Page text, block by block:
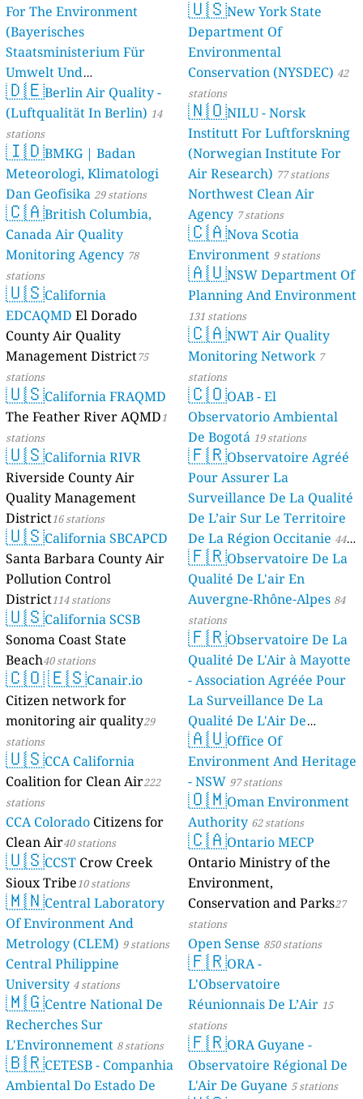
For The Environment
(Bayerisches
Staatsministerium Für
Umwelt Und
Verbraucherschutz) - LfU
46 stations
🇩🇪Berlin Air Quality -
(Luftqualität In Berlin) 14
stations
🇮🇩BMKG | Badan
Meteorologi, Klimatologi
Dan Geofisika 29 stations
🇨🇦British Columbia,
Canada Air Quality
Monitoring Agency 78
stations
🇺🇸California
EDCAQMD El Dorado
County Air Quality
Management District75
stations
🇺🇸California FRAQMD
The Feather River AQMD1
stations
🇺🇸California RIVR
Riverside County Air
Quality Management
District16 stations
🇺🇸California SBCAPCD
Santa Barbara County Air
Pollution Control
District114 stations
🇺🇸California SCSB
Sonoma Coast State
Beach40 stations
🇨🇴🇪🇸Canair.io
Citizen network for
monitoring air quality29
stations
🇺🇸CCA California
Coalition for Clean Air222
stations
CCA Colorado Citizens for
Clean Air40 stations
🇺🇸CCST Crow Creek
Sioux Tribe10 stations
🇲🇳Central Laboratory
Of Environment And
Metrology (CLEM) 9 stations
Central Philippine
University 4 stations
🇲🇬Centre National De
Recherches Sur
L'Environnement 8 stations
🇧🇷CETESB - Companhia
Ambiental Do Estado De
🇺🇸New York State
Department Of
Environmental
Conservation (NYSDEC) 42
stations
🇳🇴NILU - Norsk
Institutt For Luftforskning
(Norwegian Institute For
Air Research) 77 stations
Northwest Clean Air
Agency 7 stations
🇨🇦Nova Scotia
Environment 9 stations
🇦🇺NSW Department Of
Planning And Environment
131 stations
🇨🇦NWT Air Quality
Monitoring Network 7
stations
🇨🇴OAB - El
Observatorio Ambiental
De Bogotá 19 stations
🇫🇷Observatoire Agréé
Pour Assurer La
Surveillance De La Qualité
De L’air Sur Le Territoire
De La Région Occitanie 44
stations
🇫🇷Observatoire De La
Qualité De L'air En
Auvergne-Rhône-Alpes 84
stations
🇫🇷Observatoire De La
Qualité De L'Air à Mayotte
- Association Agréée Pour
La Surveillance De La
Qualité De L'Air De
Mayotte 4 stations
🇦🇺Office Of
Environment And Heritage
- NSW 97 stations
🇴🇲Oman Environment
Authority 62 stations
🇨🇦Ontario MECP
Ontario Ministry of the
Environment,
Conservation and Parks27
stations
Open Sense 850 stations
🇫🇷ORA -
L'Observatoire
Réunionnais De L’Air 15
stations
🇫🇷ORA Guyane -
Observatoire Régional De
L'Air De Guyane 5 stations